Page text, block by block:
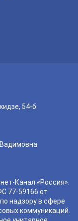
54-б
Канал «Россия».
77-59166 от
надзору в сфере
коммуникаций.